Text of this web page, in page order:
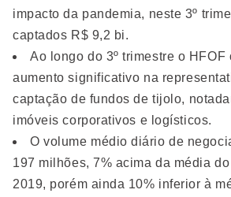
impacto da pandemia, neste 3º
captados R$ 9,2 bi.
Ao longo do 3º trimestre o HFOF
aumento significativo na
captação de fundos de tijolo,
imóveis corporativos e logísticos.
O volume médio diário de
197 milhões, 7% acima da média
2019, porém ainda 10% inferior à